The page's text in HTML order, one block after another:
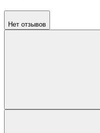
Нет отзывов